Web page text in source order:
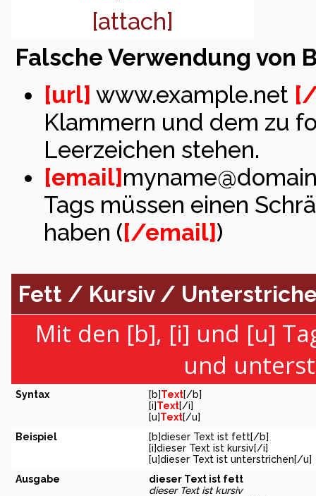
[attach]
Falsche Verwendung von
[url] www.example.net
Klammern und dem zu
Leerzeichen stehen.
[email]
Tags müssen einen
haben ([/email])
Fett / Kursiv /
Mit den [b], [i] und [u]
und
Syntax [b]Text[/b]
[i]Text[/i]
[u]Text[/u]
Beispiel
[b]dieser Text ist fett[/b]
[i]dieser Text ist kursiv[/i]
[u]dieser Text ist unterstrichen[/u]
Ausgabe
dieser Text ist fett
dieser Text ist kursiv